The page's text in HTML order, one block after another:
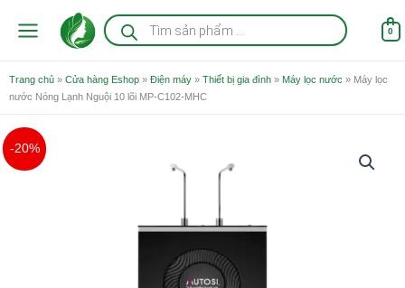
Tìm
kiếm
sản
0
Trang chủ » Cửa hàng Eshop » Điện máy » Thiết bị gia đình » Máy lọc nước » Máy lọc
nước Nóng Lạnh Nguội 10 lõi MP-C102-MHC
-20%
9.650.000 ₫.
7.720.000 ₫.